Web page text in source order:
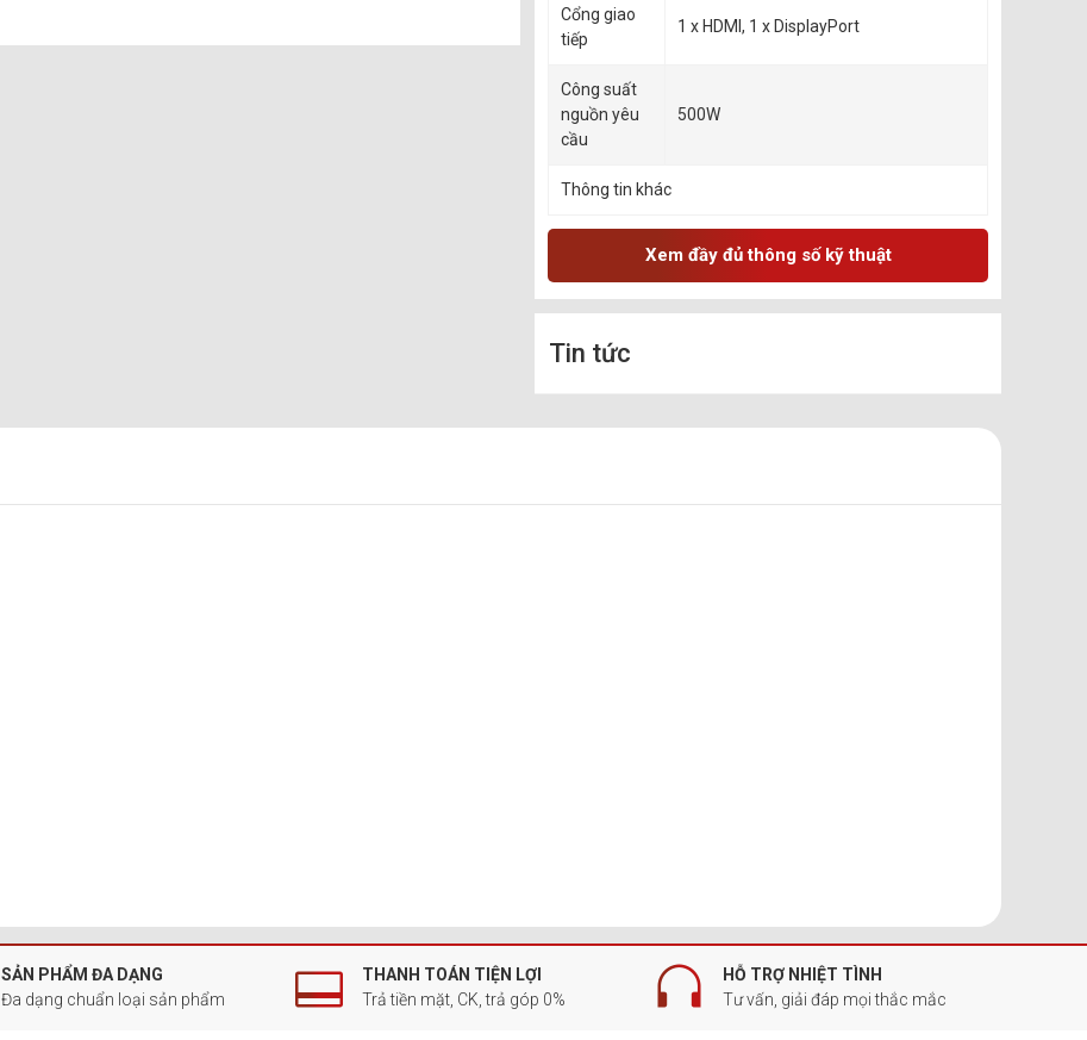
Cổng giao
tiếp
1 x HDMI, 1 x DisplayPort
Công suất
nguồn yêu
cầu
500W
Thông tin khác
Xem đầy đủ thông số kỹ thuật
Tin tức
SẢN PHẨM ĐA DẠNG
Đa dạng chuẩn loại sản phẩm
THANH TOÁN TIỆN LỢI
Trả tiền mặt, CK, trả góp 0%
HỖ TRỢ NHIỆT TÌNH
Tư vấn, giải đáp mọi thắc mắc